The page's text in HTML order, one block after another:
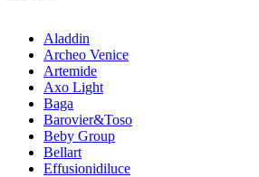
Aladdin
Archeo Venice
Artemide
Axo Light
Baga
Barovier&Toso
Beby Group
Bellart
Effusionidiluce